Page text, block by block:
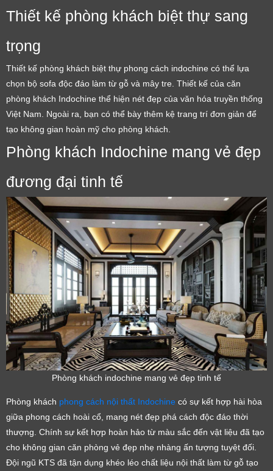
Thiết kế phòng khách biệt thự sang
trọng
Thiết kế phòng khách biệt thự phong cách indochine có thể lựa
chọn bộ sofa độc đáo làm từ gỗ và mây tre. Thiết kế của căn
phòng khách Indochine thể hiện nét đẹp của văn hóa truyền thống
Việt Nam. Ngoài ra, bạn có thể bày thêm kệ trang trí đơn giản để
tạo không gian hoàn mỹ cho phòng khách.
Phòng khách Indochine mang vẻ đẹp
đương đại tinh tế
Phòng khách indochine mang vẻ đẹp tinh tế
Phòng khách phong cách nội thất Indochine có sự kết hợp hài hòa
giữa phong cách hoài cổ, mang nét đẹp phá cách độc đáo thời
thượng. Chính sự kết hợp hoàn hảo từ màu sắc đến vật liệu đã tạo
cho không gian căn phòng vẻ đẹp nhẹ nhàng ấn tượng tuyệt đối.
Đội ngũ KTS đã tận dụng khéo léo chất liệu nội thất làm từ gỗ tạo